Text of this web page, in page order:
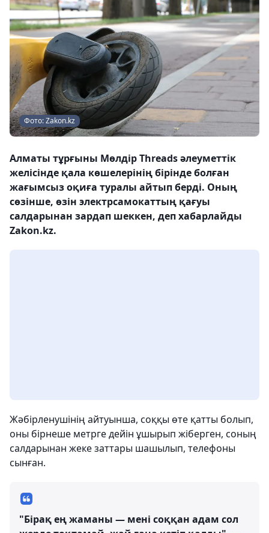
Фото: Zakon.kz
Алматы тұрғыны Мөлдір Threads әлеуметтік
желісінде қала көшелерінің бірінде болған
жағымсыз оқиға туралы айтып берді. Оның
сөзінше, өзін электрсамокаттың қағуы
салдарынан зардап шеккен, деп хабарлайды
Zakon.kz.
Жәбірленушінің айтуынша, соққы өте қатты болып,
оны бірнеше метрге дейін ұшырып жіберген, соның
салдарынан жеке заттары шашылып, телефоны
сынған.
"Бірақ ең жаманы — мені соққан адам сол